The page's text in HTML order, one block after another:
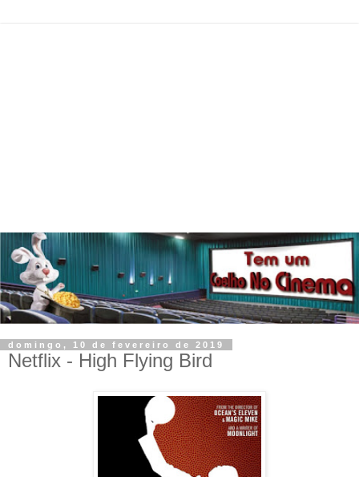
domingo, 10 de fevereiro de 2019
Netflix - High Flying Bird